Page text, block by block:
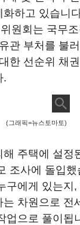
하고 있습니
원회는 국무
관 부처를 불
한 선순위 채
.
(그래픽=뉴스토마토)
주택에 설정
조사에 돌입
구에게 있는지
차원으로 전
업으로 풀이됩